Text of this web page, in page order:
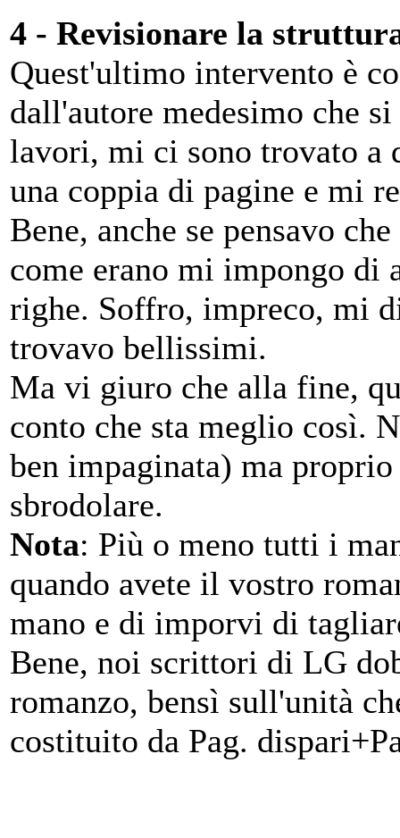
4 - Revisionare la
Quest'ultimo intervento è
dall'autore medesimo che
lavori, mi ci sono trovato a
una coppia di pagine e mi
Bene, anche se pensavo
come erano mi impongo di
righe. Soffro, impreco, mi
trovavo bellissimi.
Ma vi giuro che alla fine,
conto che sta meglio così.
ben impaginata) ma
sbrodolare.
Nota: Più o meno tutti i
quando avete il vostro
mano e di imporvi di
Bene, noi scrittori di LG
romanzo, bensì sull'unità
costituito da Pag.